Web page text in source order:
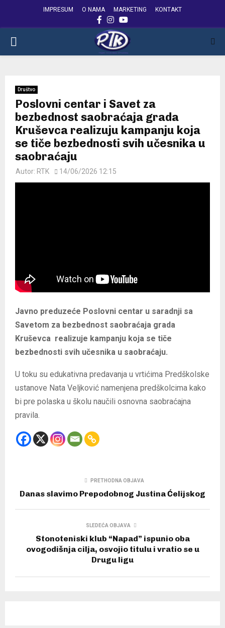
IMPRESUM O NAMA MARKETING KONTAKT
FACEBOOK
INSTAGRAM
YOUTUBE
PRIMARY
Društvo
Poslovni centar i Savet za
bezbednost saobraćaja grada
Kruševca realizuju kampanju koja
se tiče bezbednosti svih učesnika u
saobraćaju
Autor: RTK 14/06/2026 12:15
Javno preduzeće Poslovni centar u saradnji sa
Savetom za bezbednost saobraćaja grada
Kruševca realizuje kampanju koja se tiče
bezbednosti svih učesnika u saobraćaju.
U toku su edukativna predavanja u vrtićima Predškolske
ustanove Nata Veljković namenjena predškolcima kako
bi pre polaska u školu naučili osnovna saobraćajna
pravila.
PRETHODNA OBJAVA
Danas slavimo Prepodobnog Justina Ćelijskog
SLEDEĆA OBJAVA
Stonoteniski klub “Napad” ispunio oba
ovogodišnja cilja, osvojio titulu i vratio se u
Drugu ligu